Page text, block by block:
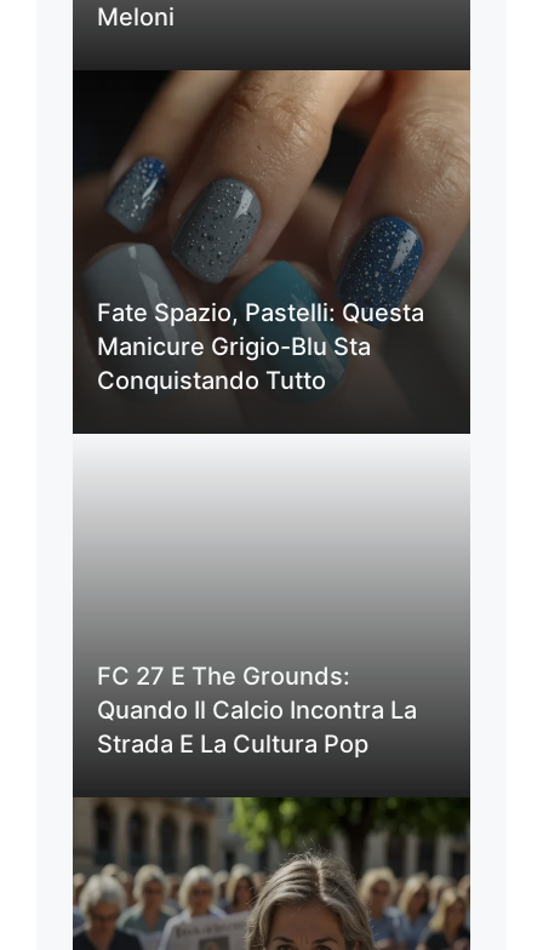
Meloni
Fate Spazio, Pastelli: Questa
Manicure Grigio-Blu Sta
Conquistando Tutto
FC 27 E The Grounds:
Quando Il Calcio Incontra La
Strada E La Cultura Pop